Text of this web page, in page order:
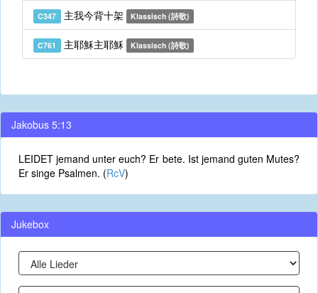
C347 主我今背十架 Klassisch (詩歌)
C761 主耶穌主耶穌 Klassisch (詩歌)
Jakobus 5:13
LEIDET jemand unter euch? Er bete. Ist jemand guten Mutes?
Er singe Psalmen. (RcV)
Jukebox